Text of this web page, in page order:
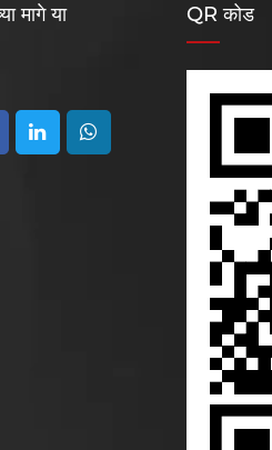
मागे या QR कोड